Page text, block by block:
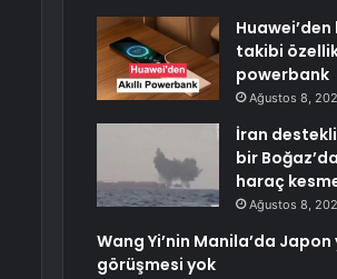
takibi
powerbank
Ağustos 8,
İran
bir
haraç
Ağustos 8,
Wang Yi’nin Manila’da
görüşmesi yok